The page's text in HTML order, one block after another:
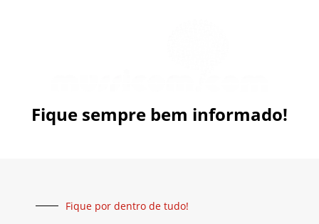
Fique sempre bem informado!
Fique por dentro de tudo!